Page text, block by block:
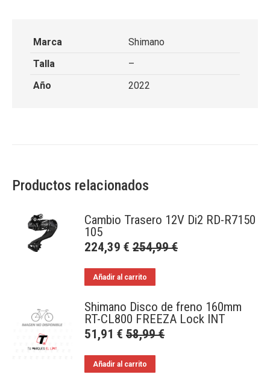
Marca
Shimano
Talla
–
Año
2022
Productos relacionados
Cambio Trasero 12V Di2 RD-R7150
105
224,39 € 254,99€
Añadir al carrito
Shimano Disco de freno 160mm
RT-CL800 FREEZA Lock INT
51,91 € 58,99€
Añadir al carrito